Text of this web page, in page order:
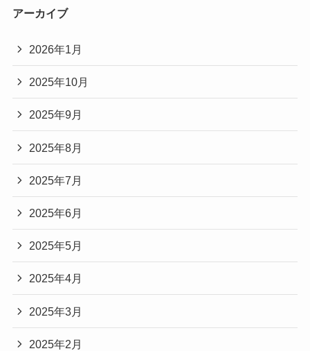
アーカイブ
2026年1月
2025年10月
2025年9月
2025年8月
2025年7月
2025年6月
2025年5月
2025年4月
2025年3月
2025年2月